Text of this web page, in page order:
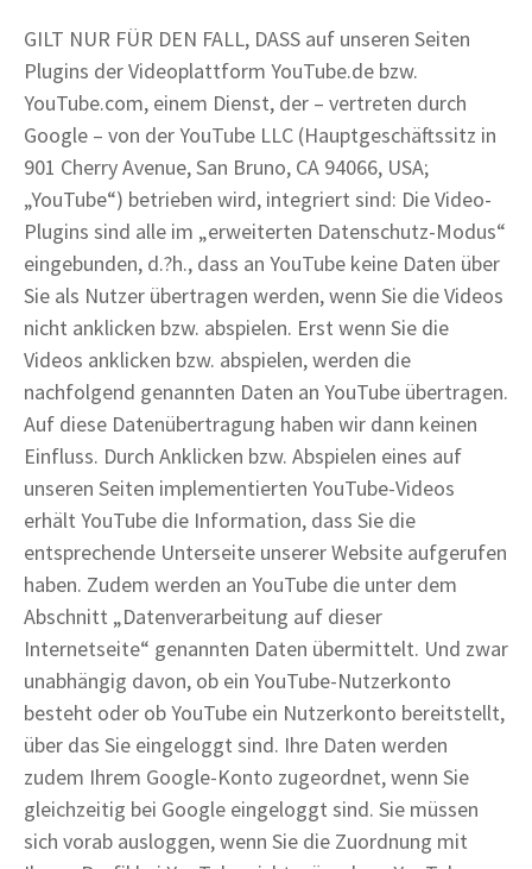
GILT NUR FÜR DEN FALL, DASS auf unseren Seiten
Plugins der Videoplattform YouTube.de bzw.
YouTube.com, einem Dienst, der – vertreten durch
Google – von der YouTube LLC (Hauptgeschäftssitz in
901 Cherry Avenue, San Bruno, CA 94066, USA;
„YouTube“) betrieben wird, integriert sind: Die Video-
Plugins sind alle im „erweiterten Datenschutz-Modus“
eingebunden, d.?h., dass an YouTube keine Daten über
Sie als Nutzer übertragen werden, wenn Sie die Videos
nicht anklicken bzw. abspielen. Erst wenn Sie die
Videos anklicken bzw. abspielen, werden die
nachfolgend genannten Daten an YouTube übertragen.
Auf diese Datenübertragung haben wir dann keinen
Einfluss. Durch Anklicken bzw. Abspielen eines auf
unseren Seiten implementierten YouTube-Videos
erhält YouTube die Information, dass Sie die
entsprechende Unterseite unserer Website aufgerufen
haben. Zudem werden an YouTube die unter dem
Abschnitt „Datenverarbeitung auf dieser
Internetseite“ genannten Daten übermittelt. Und zwar
unabhängig davon, ob ein YouTube-Nutzerkonto
besteht oder ob YouTube ein Nutzerkonto bereitstellt,
über das Sie eingeloggt sind. Ihre Daten werden
zudem Ihrem Google-Konto zugeordnet, wenn Sie
gleichzeitig bei Google eingeloggt sind. Sie müssen
sich vorab ausloggen, wenn Sie die Zuordnung mit